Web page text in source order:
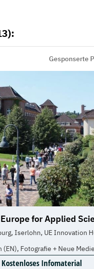
Gesponserte
for Applied
Iserlohn, UE Innovation
(EN), Fotografie + Neue
Kostenloses Infomaterial